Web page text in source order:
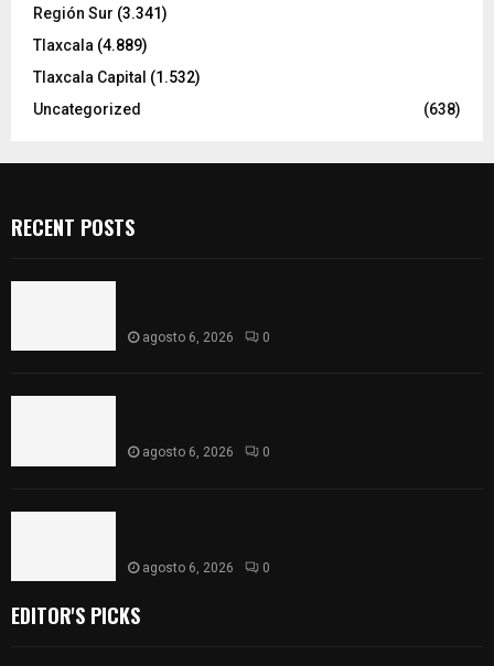
Región Sur (3.341)
Tlaxcala (4.889)
Tlaxcala Capital (1.532)
Uncategorized
(638)
RECENT POSTS
agosto 6, 2026 0
agosto 6, 2026 0
agosto 6, 2026 0
EDITOR'S PICKS